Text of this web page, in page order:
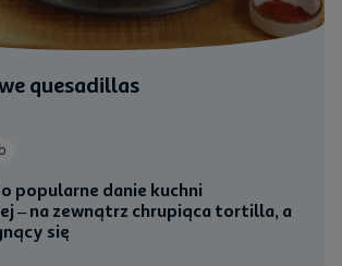
quesadillas
popularne danie kuchni
– na zewnątrz chrupiąca tortilla, a
się